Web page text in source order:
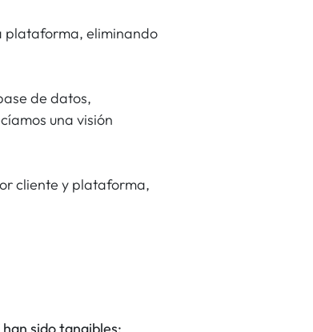
plataforma, eliminando
de datos,
una visión
cliente y plataforma,